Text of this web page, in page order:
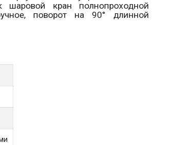
шаровой кран полнопроходной
поворот на 90° длинной